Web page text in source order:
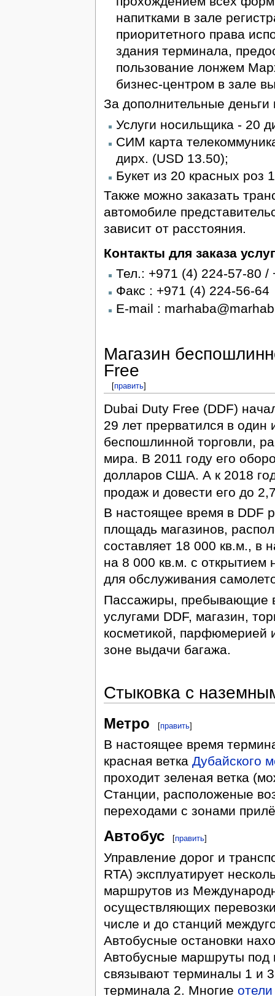
напитками в зале
приоритетного права
здания терминала,
пользование лонжем
бизнес-центром в зале
За дополнительные деньги
Услуги носильщика - 20
СИМ карта
дирх. (USD 13.50);
Букет из 20 красных роз
Также можно заказать
автомобиле
зависит от расстояния.
Контакты для заказа
Тел.: +971 (4) 224-57-80 /
Факс : +971 (4) 224-56-64
E-mail :
Магазин
Free
[править]
Dubai Duty Free (DDF)
29 лет прерватился в один
беспошлинной торговли,
мира. В 2011 году его
долларов США. А к 2018
продаж и довести его до
В настоящее время в DDF
площадь магазинов,
составляет 18 000 кв.м., в
на 8 000 кв.м. с открытием
для обслуживания
Пассажиры, пребывающие
услугами DDF, магазин,
косметикой, парфюмерией
зоне выдачи багажа.
Стыковка с
Метро [править]
В настоящее время
красная ветка Дубайского
проходит зеленая ветка
Станции, расположеные
переходами с зонами
Автобус [править]
Управление дорог и
RTA) эксплуатирует
маршрутов из
осуществляющих
числе и до станций
Автобусные остановки
Автобусные маршруты под
связывают терминалы 1 и
терминала 2. Многие отели